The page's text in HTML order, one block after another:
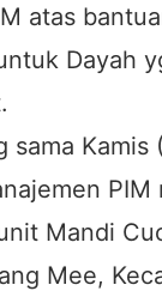
atas
Dayah
sama Kamis
PIM
Mandi
Mee,